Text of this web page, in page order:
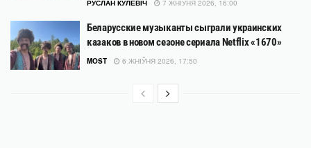
РУСЛАН КУЛЕВІЧ 7 ЖНІЎНЯ 2026, 16:00
Беларусские музыканты сыграли украинских
казаков в новом сезоне сериала Netflix «1670»
MOST 6 ЖНІЎНЯ 2026, 17:50